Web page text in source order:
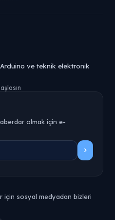
Arduino ve teknik elektronik
olmak için e-
için sosyal medyadan bizleri